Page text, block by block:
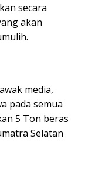
secara
akan
media,
pada semua
5 Ton beras
Selatan